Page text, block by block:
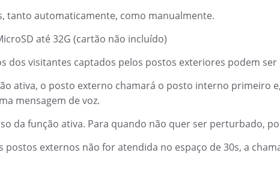
tanto automaticamente, como manualmente.
até 32G (cartão não incluído)
dos visitantes captados pelos postos exteriores podem
ativa, o posto externo chamará o posto interno primeiro
mensagem de voz.
da função ativa. Para quando não quer ser perturbado,
postos externos não for atendida no espaço de 30s, a